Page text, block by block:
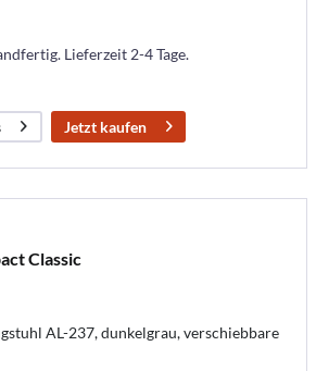
Lieferzeit 2-4 Tage.
Jetzt kaufen
Classic
AL-237, dunkelgrau, verschiebbare